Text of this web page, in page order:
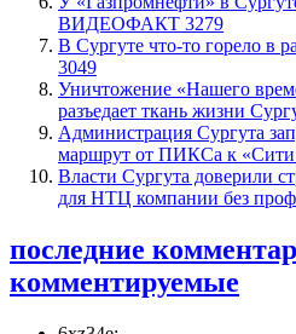
ВИДЕОФАКТ 3279
​В Сургуте что-то горело
3049
​Уничтожение «Нашего
разъедает ткань жизни
​Администрация Сургута
маршрут от ПИКСа к
Власти Сургута доверили
для НТЦ компании без
последние
комментируемые